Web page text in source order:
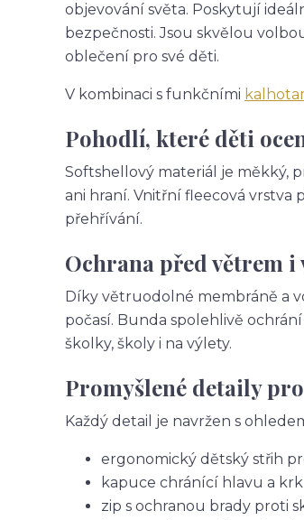
objevování světa. Poskytují
bezpečnosti. Jsou skvělou
oblečení pro své děti.
V kombinaci s funkčními
Pohodlí, které děti
Softshellový materiál je měkký,
ani hraní. Vnitřní fleecová
přehřívání.
Ochrana před větrem i
Díky větruodolné membráně a
počasí. Bunda spolehlivě
školky, školy i na výlety.
Promyšlené detaily
Každý detail je navržen s
ergonomický dětský střih
kapuce chránící hlavu a krk
zip s ochranou brady proti